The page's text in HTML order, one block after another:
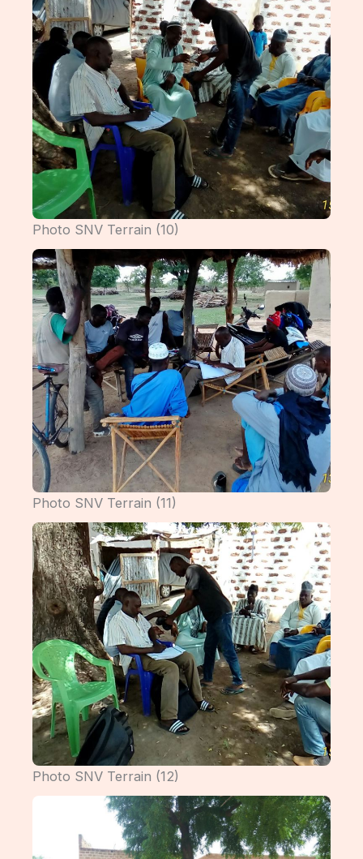
Photo SNV Terrain (10)
Photo SNV Terrain (11)
Photo SNV Terrain (12)